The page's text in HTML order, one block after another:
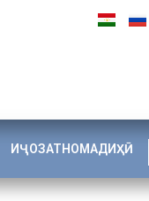
ИҶОЗАТНОМАДИҲӢ